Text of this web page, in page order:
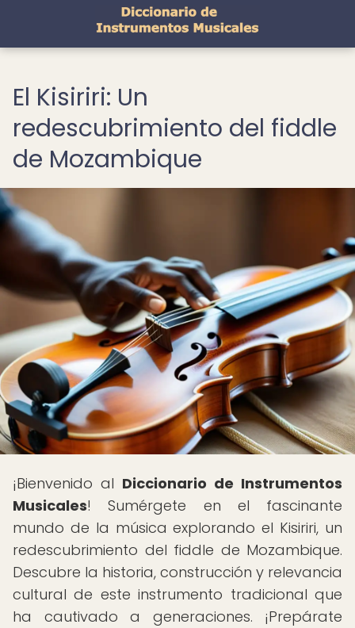
El Kisiriri: Un
redescubrimiento del fiddle
de Mozambique
¡Bienvenido al Diccionario de Instrumentos
Musicales! Sumérgete en el fascinante
mundo de la música explorando el Kisiriri, un
redescubrimiento del fiddle de Mozambique.
Descubre la historia, construcción y relevancia
cultural de este instrumento tradicional que
ha cautivado a generaciones. ¡Prepárate